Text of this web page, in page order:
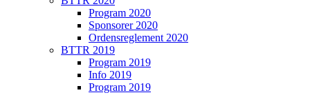
Program 2020
Sponsorer 2020
Ordensreglement 2020
BTTR 2019
Program 2019
Info 2019
Program 2019